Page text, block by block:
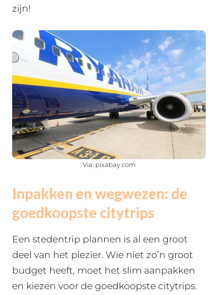
zijn!
Via: pixabay.com
Inpakken en wegwezen: de
goedkoopste citytrips
Een stedentrip plannen is al een groot
deel van het plezier. Wie niet zo’n groot
budget heeft, moet het slim aanpakken
en kiezen voor de goedkoopste citytrips.